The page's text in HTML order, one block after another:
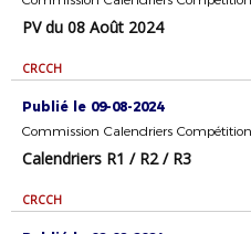
PV du 08 Août 2024
CRCCH
Publié le 09-08-2024
Calendriers R1 / R2 / R3
CRCCH